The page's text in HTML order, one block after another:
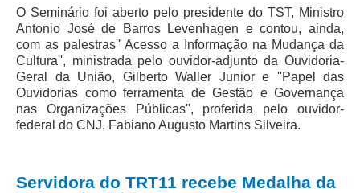
O Seminário foi aberto pelo presidente do TST, Ministro
Antonio José de Barros Levenhagen e contou, ainda,
com as palestras'' Acesso a Informação na Mudança da
Cultura'', ministrada pelo ouvidor-adjunto da Ouvidoria-
Geral da União, Gilberto Waller Junior e ''Papel das
Ouvidorias como ferramenta de Gestão e Governança
nas Organizações Públicas'', proferida pelo ouvidor-
federal do CNJ, Fabiano Augusto Martins Silveira.
Servidora do TRT11 recebe Medalha da